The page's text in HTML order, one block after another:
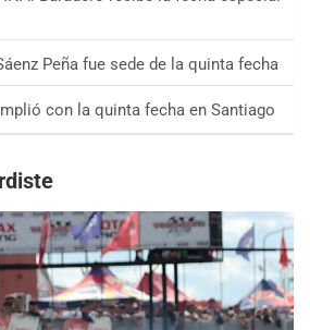
Peña fue sede de la quinta fecha
con la quinta fecha en Santiago